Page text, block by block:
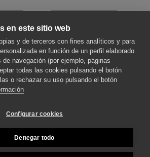
ESTAR AL DÍA DE LAS
en este sitio web
y de terceros con fines analíticos y para
en función de un perfil elaborado
navegación (por ejemplo, páginas
todas las cookies pulsando el botón
o rechazar su uso pulsando el botón
Configurar cookies
Denegar todo